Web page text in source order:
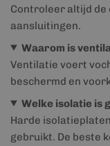
Controleer altijd
aansluitingen.
Waarom is
Ventilatie voert
beschermd en
Welke isolatie is
Harde
gebruikt. De beste